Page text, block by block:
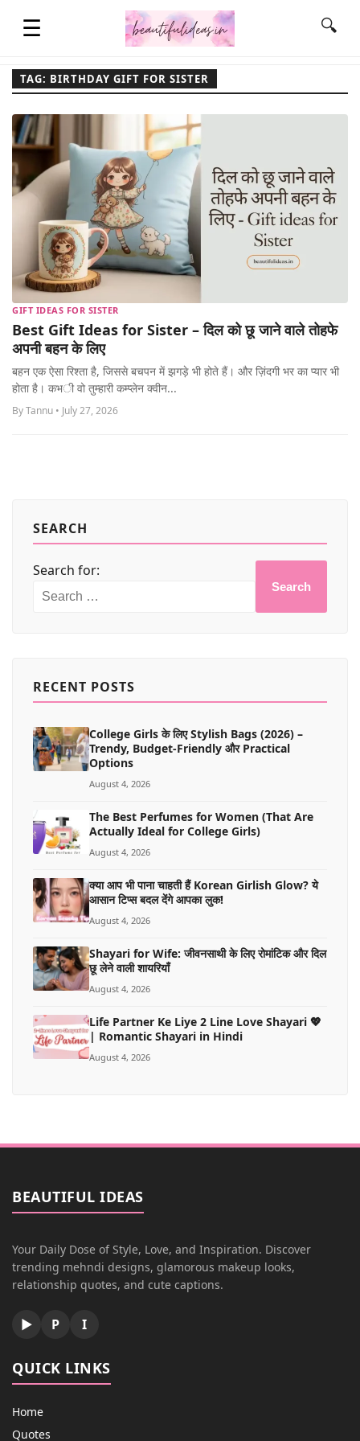
☰
QUOTES
LIFESTYLE
FASHION & STYLE
CONTACT NAME IDEAS
MORE
🔍
TAG: BIRTHDAY GIFT FOR SISTER
GIFT IDEAS FOR SISTER
Best Gift Ideas for Sister – दिल को छू जाने वाले तोहफे
अपनी बहन के लिए
बहन एक ऐसा रिश्ता है, जिससे बचपन में झगड़े भी होते हैं। और ज़िंदगी भर का प्यार भी
होता है। कभी वो तुम्हारी कम्प्लेन क्वीन...
By Tannu • July 27, 2026
SEARCH
Search for:
Search
RECENT POSTS
College Girls के लिए Stylish Bags (2026) –
Trendy, Budget-Friendly और Practical
Options
August 4, 2026
The Best Perfumes for Women (That Are
Actually Ideal for College Girls)
August 4, 2026
क्या आप भी पाना चाहती हैं Korean Girlish Glow? ये
आसान टिप्स बदल देंगे आपका लुक!
August 4, 2026
Shayari for Wife: जीवनसाथी के लिए रोमांटिक और दिल
छू लेने वाली शायरियाँ
August 4, 2026
Life Partner Ke Liye 2 Line Love Shayari 💖
| Romantic Shayari in Hindi
August 4, 2026
BEAUTIFUL IDEAS
Your Daily Dose of Style, Love, and Inspiration. Discover
trending mehndi designs, glamorous makeup looks,
relationship quotes, and cute captions.
▶ P I
QUICK LINKS
Home
Quotes